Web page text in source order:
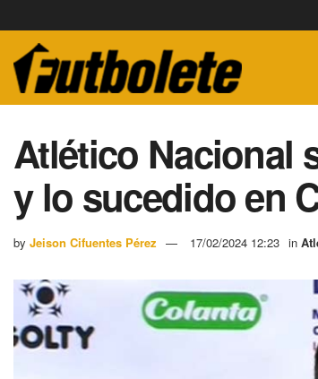
Atlético Nacional
y lo sucedido en
by Jeison Cifuentes Pérez 17/02/2024 12:23 in